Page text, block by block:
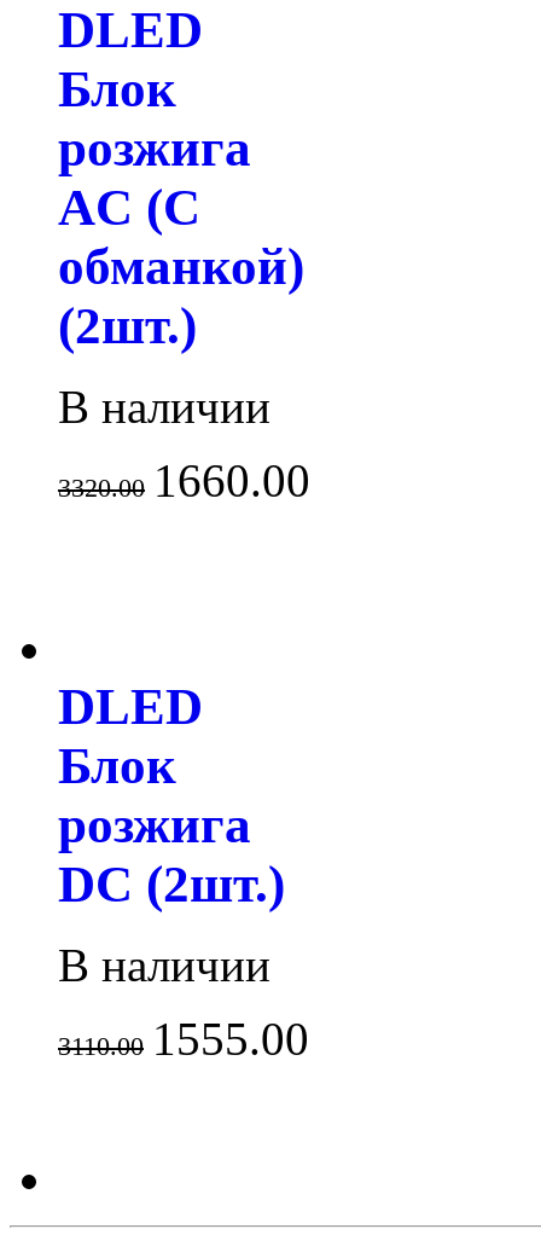
DLED
Блок
розжига
AC (С
обманкой)
(2шт.)
В наличии
3320.00 1660.00
DLED
Блок
розжига
DC (2шт.)
В наличии
3110.00 1555.00